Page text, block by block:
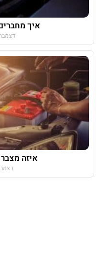
איך
דצמבר 18,
איזה
דצמבר 5,